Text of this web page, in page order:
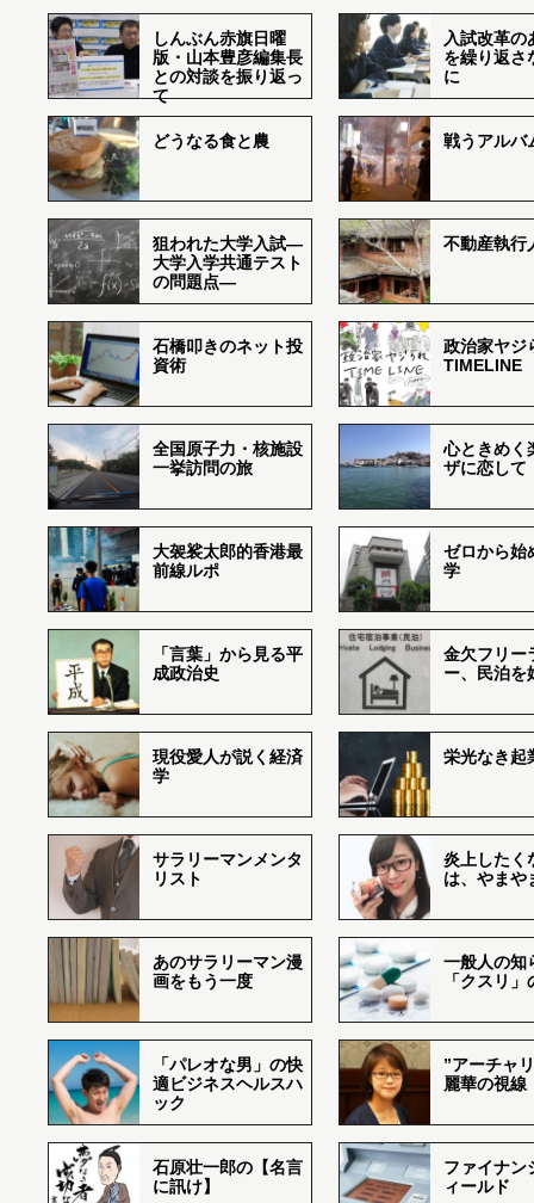
しんぶん赤旗日曜
版・山本豊彦編集長
との対談を振り返っ
て
入試改革の
を繰り返さ
に
どうなる食と農 戦うアルバ
狙われた大学入試―
大学入学共通テスト
の問題点―
不動産執行
石橋叩きのネット投
資術
政治家ヤジ
TIMELINE
全国原子力・核施設
一挙訪問の旅
心ときめく
ザに恋して
大袈裟太郎的香港最
前線ルポ
ゼロから始
学
「言葉」から見る平
成政治史
金欠フリー
ー、民泊を
現役愛人が説く経済
学
栄光なき起
サラリーマンメンタ
リスト
炎上したく
は、やまや
あのサラリーマン漫
画をもう一度
一般人の知
「クスリ
「パレオな男」の快
適ビジネスヘルスハ
ック
”アーチャ
麗華の視線
石原壮一郎の【名言
に訊け】
ファイナン
ィールド